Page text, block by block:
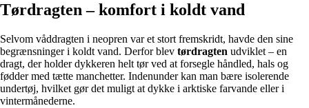
Tørdragten – komfort i koldt vand
Selvom våddragten i neopren var et stort fremskridt, havde den sine
begrænsninger i koldt vand. Derfor blev tørdragten udviklet – en
dragt, der holder dykkeren helt tør ved at forsegle håndled, hals og
fødder med tætte manchetter. Indenunder kan man bære isolerende
undertøj, hvilket gør det muligt at dykke i arktiske farvande eller i
vintermånederne.